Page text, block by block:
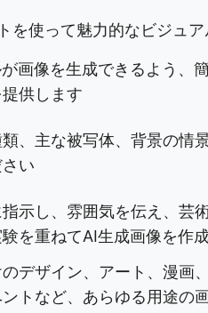
を使って魅力的なビジュ
画像を生成できるよう、
供します
、主な被写体、背景の情
い
示し、雰囲気を伝え、芸
を重ねてAI生成画像を作
デザイン、アート、漫画
ントなど、あらゆる用途の